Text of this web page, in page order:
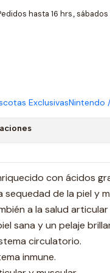
ExclusivasNintendo
hasta 16 hrs.,
125 Ml
con ácidos
de la piel y
a la salud articular
sana y un pelaje
circulatorio.
inmune.